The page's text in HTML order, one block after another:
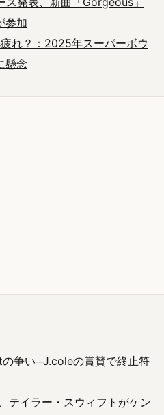
参加
れ？：2025年スーパーボウ
懸念
争い─J.coleの賞賛で終止符
テイラー・スウィフトがケン